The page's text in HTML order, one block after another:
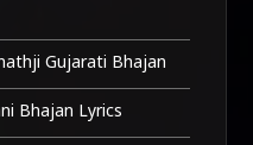
Gujarati Bhajan
Bhajan Lyrics